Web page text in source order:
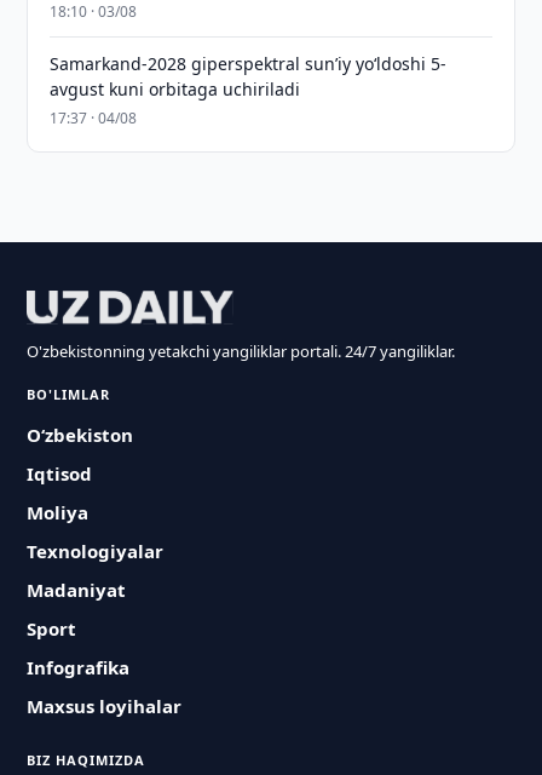
18:10 · 03/08
Samarkand-2028 giperspektral sun’iy yo‘ldoshi 5-
avgust kuni orbitaga uchiriladi
17:37 · 04/08
O'zbekistonning yetakchi yangiliklar portali. 24/7 yangiliklar.
BO'LIMLAR
O‘zbekiston
Iqtisod
Moliya
Texnologiyalar
Madaniyat
Sport
Infografika
Maxsus loyihalar
BIZ HAQIMIZDA